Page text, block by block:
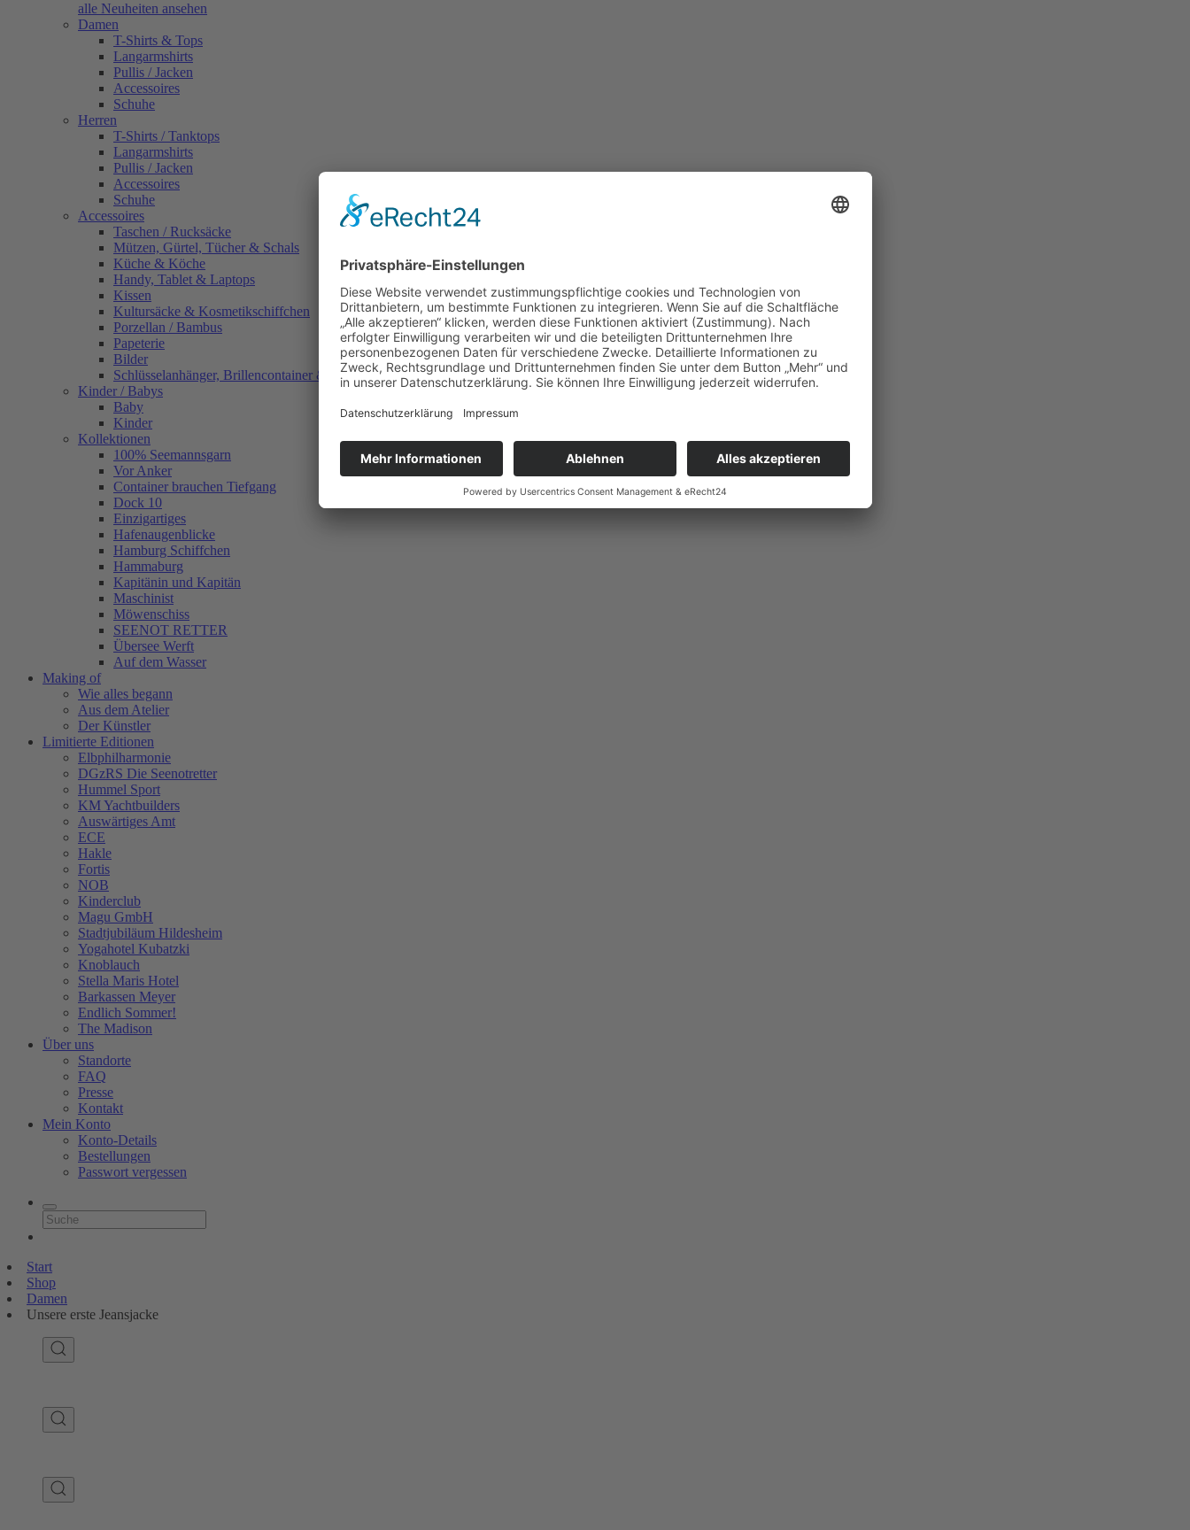
alle Neuheiten ansehen
Damen
T-Shirts & Tops
Langarmshirts
Pullis / Jacken
Accessoires
Schuhe
Herren
T-Shirts / Tanktops
Langarmshirts
Pullis / Jacken
Accessoires
Schuhe
Accessoires
Taschen / Rucksäcke
Mützen, Gürtel, Tücher & Schals
Küche & Köche
Handy, Tablet & Laptops
Kissen
Kultursäcke & Kosmetikschiffchen
Porzellan / Bambus
Papeterie
Bilder
Schlüsselanhänger, Brillencontainer & mehr
Kinder / Babys
Baby
Kinder
Kollektionen
100% Seemannsgarn
Vor Anker
Container brauchen Tiefgang
Dock 10
Einzigartiges
Hafenaugen­blicke
Hamburg Schiffchen
Hammaburg
Kapitänin und Kapitän
Maschinist
Möwenschiss
SEENOT RETTER
Übersee Werft
Auf dem Wasser
Making of
Wie alles begann
Aus dem Atelier
Der Künstler
Limitierte Editionen
Elbphilharmonie
DGzRS Die Seenotretter
Hummel Sport
KM Yachtbuilders
Auswärtiges Amt
ECE
Hakle
Fortis
NOB
Kinderclub
Magu GmbH
Stadtjubiläum Hildesheim
Yogahotel Kubatzki
Knoblauch
Stella Maris Hotel
Barkassen Meyer
Endlich Sommer!
The Madison
Über uns
Standorte
FAQ
Presse
Kontakt
Mein Konto
Konto-Details
Bestellungen
Passwort vergessen
Start
Shop
Damen
Unsere erste Jeansjacke